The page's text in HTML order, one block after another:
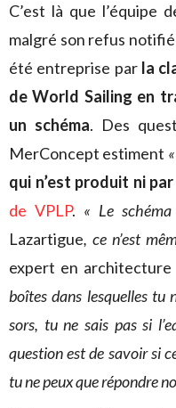
C’est là que l’équipe
malgré son refus
été entreprise par la
de World Sailing en
un schéma. Des
MerConcept estiment
qui n’est produit ni par
de VPLP. « Le
Lazartigue, ce n’est
expert en architecture
boîtes dans lesquelles tu
sors, tu ne sais pas si
question est de savoir si
tu ne peux que répondre